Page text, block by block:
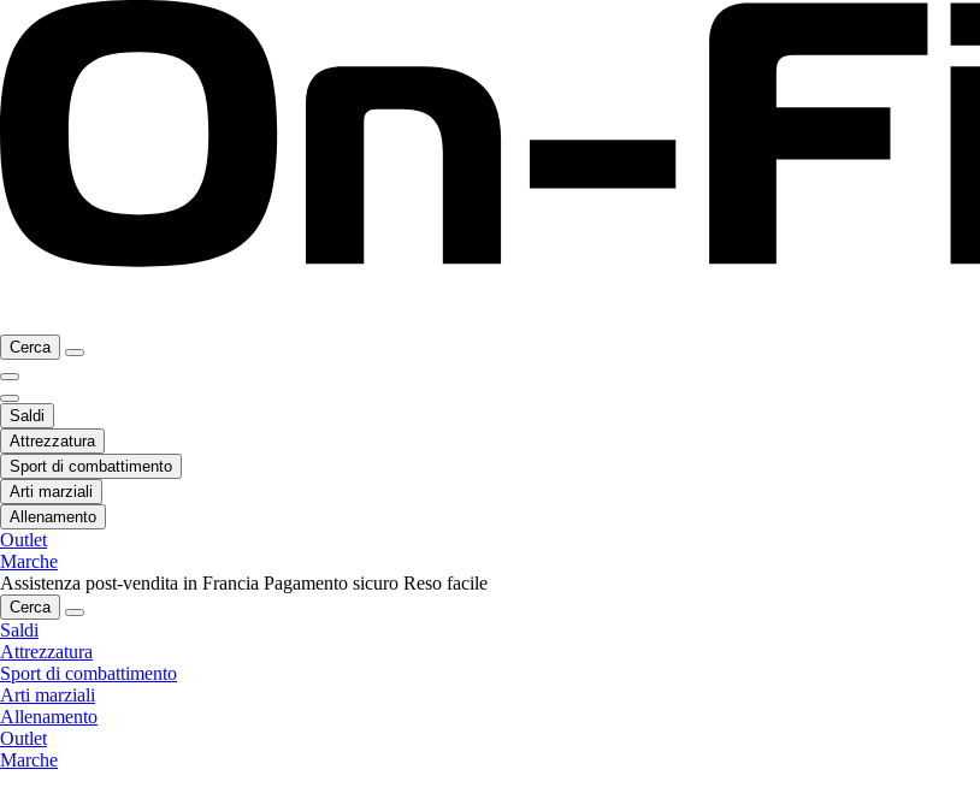
Cerca
Saldi
Attrezzatura
Sport di combattimento
Arti marziali
Allenamento
Outlet
Marche
Assistenza post-vendita in Francia Pagamento sicuro Reso facile
Cerca
Saldi
Attrezzatura
Sport di combattimento
Arti marziali
Allenamento
Outlet
Marche